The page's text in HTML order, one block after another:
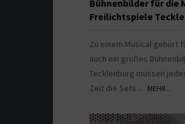
Bühnenbilder für die
Freilichtspiele
Zu einem Musical gehört
auch ein großes
Tecklenburg müssen
Zeit die Sets...
MEHR...